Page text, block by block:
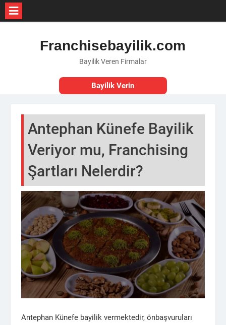
Franchisebayilik.com
Bayilik Veren Firmalar
Bayilik Verin
Antephan Künefe Bayilik
Veriyor mu, Franchising
Şartları Nelerdir?
Antephan Künefe bayilik vermektedir, önbaşvuruları